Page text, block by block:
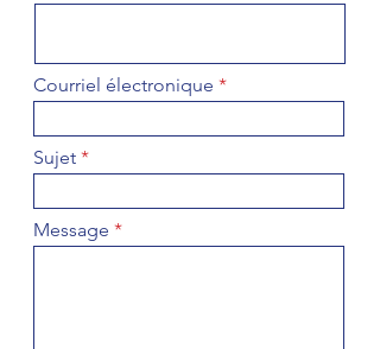
Courriel électronique
Sujet
Message